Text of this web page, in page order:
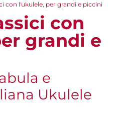
con l'ukulele, per grandi e piccini
con
grandi e
e
Ukulele